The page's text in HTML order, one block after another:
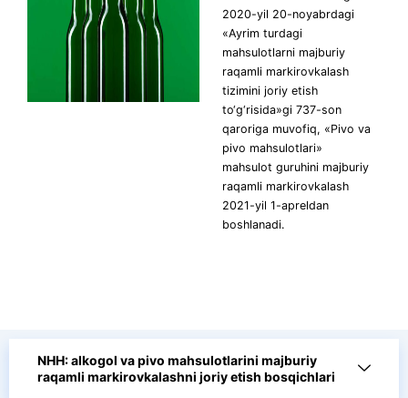
2020-yil 20-noyabrdagi
«Ayrim turdagi
mahsulotlarni majburiy
raqamli markirovkalash
tizimini joriy etish
to‘g‘risida»gi 737-son
qaroriga muvofiq, «Pivo va
pivo mahsulotlari»
mahsulot guruhini majburiy
raqamli markirovkalash
2021-yil 1-apreldan
boshlanadi.
NHH: alkogol va pivo mahsulotlarini majburiy
raqamli markirovkalashni joriy etish bosqichlari